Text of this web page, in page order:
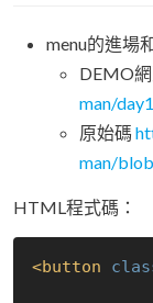
menu的進場
DEMO
man/
原始碼
man/
HTML程式碼：
<button